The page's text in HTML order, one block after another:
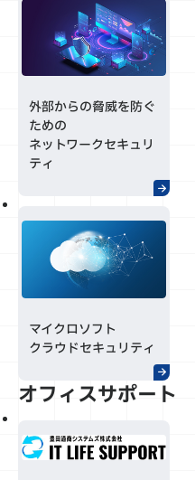
外部からの脅威を防ぐ
ための
ネットワークセキュリ
ティ
マイクロソフト
クラウドセキュリティ
オフィスサポート